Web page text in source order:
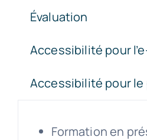
Évaluation
Accessibilité pour
Accessibilité pour
Formation en